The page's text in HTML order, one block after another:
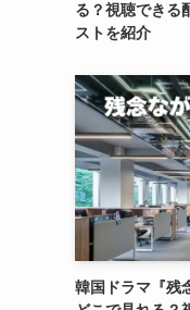
る？視聴できる
ストを紹介
韓国ドラマ『残